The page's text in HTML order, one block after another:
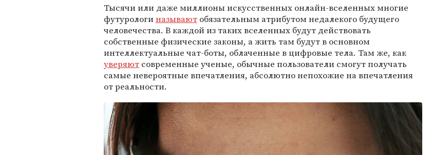
Тысячи или даже миллионы искусственных онлайн-вселенных многие
футурологиназывают обязательным атрибутом недалекого будущего
человечества. В каждой из таких вселенных будут действовать
собственные физические законы, а жить там будут в основном
интеллектуальные чат-боты, облаченные в цифровые тела. Там же, как
уверяют современные ученые, обычные пользователи смогут получать
самые невероятные впечатления, абсолютно непохожие на впечатления
от реальности.